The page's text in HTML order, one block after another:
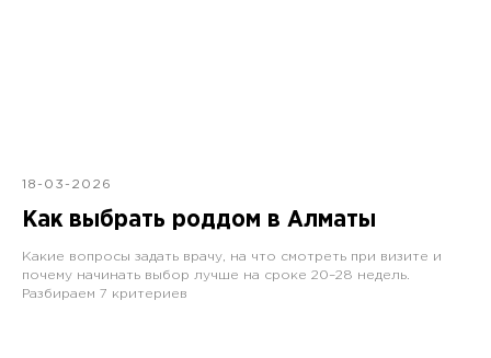
18-03-2026
Как выбрать роддом в Алматы
Какие вопросы задать врачу, на что смотреть при визите и
почему начинать выбор лучше на сроке 20–28 недель.
Разбираем 7 критериев